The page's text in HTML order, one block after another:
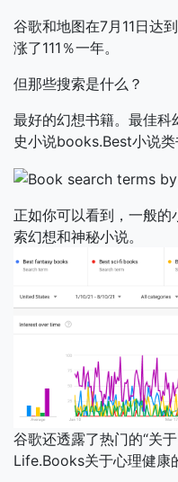
谷歌和地图在7月11日达
涨了111％一年。
但那些搜索是什么？
最好的幻想书籍。最佳
史小说books.Best小说类
正如你可以看到，一般
索幻想和神秘小说。
谷歌还透露了热门的“关
Life.Books关于心理健康